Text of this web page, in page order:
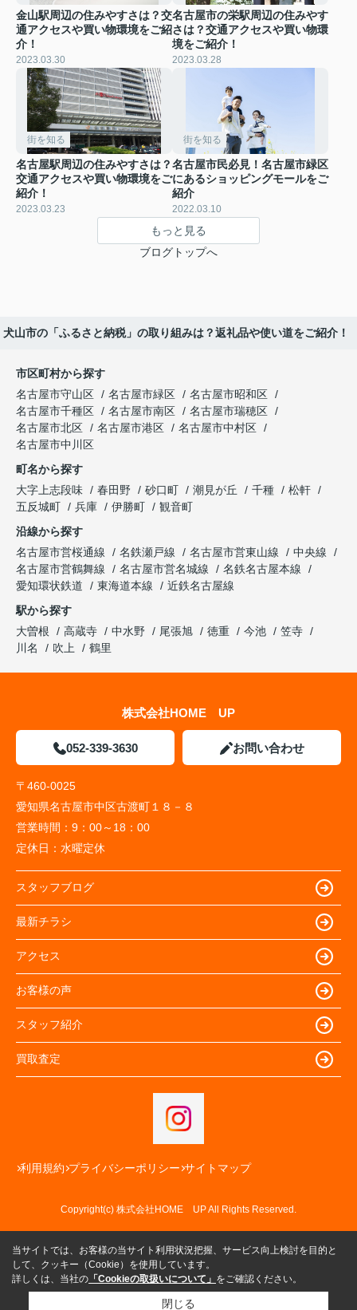
金山駅周辺の住みやすさは？交
通アクセスや買い物環境をご紹
介！
2023.03.30
名古屋市の栄駅周辺の住みやす
さは？交通アクセスや買い物環
境をご紹介！
2023.03.28
街を知る
名古屋駅周辺の住みやすさは？
交通アクセスや買い物環境をご
紹介！
2023.03.23
街を知る
名古屋市民必見！名古屋市緑区
にあるショッピングモールをご
紹介
2022.03.10
もっと見る
ブログトップへ
犬山市の「ふるさと納税」の取り組みは？返礼品や使い道をご紹介！
市区町村から探す
名古屋市守山区
名古屋市緑区
名古屋市昭和区
名古屋市千種区
名古屋市南区
名古屋市瑞穂区
名古屋市北区
名古屋市港区
名古屋市中村区
名古屋市中川区
町名から探す
大字上志段味
春田野 砂口町 潮見が丘 千種
松軒
五反城町
兵庫 伊勝町
観音町
沿線から探す
名古屋市営桜通線
名鉄瀬戸線 名古屋市営東山線
中央線
名古屋市営鶴舞線
名古屋市営名城線
名鉄名古屋本線
愛知環状鉄道
東海道本線
近鉄名古屋線
駅から探す
大曽根
高蔵寺 中水野 尾張旭 徳重 今池
笠寺
川名
吹上 鶴里
株式会社HOME UP
052-339-3630 お問い合わせ
〒460-0025
愛知県名古屋市中区古渡町１８－８
営業時間： 9：00～18：00
定休日： 水曜定休
スタッフブログ
最新チラシ
アクセス
お客様の声
スタッフ紹介
買取査定
利用規約 プライバシーポリシー サイトマップ
Copyright(c) 株式会社HOME UP All Rights Reserved.
当サイトでは、お客様の当サイト利用状況把握、サービス向上検討を目的と
して、クッキー（Cookie）を使用しています。
詳しくは、当社の 「Cookieの取扱いについて」 をご確認ください。
閉じる